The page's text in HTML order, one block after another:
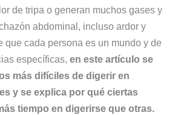
de tripa o generan muchos gases y
abdominal, incluso ardor y
que cada persona es un mundo y de
específicas,en este artículo se
más difíciles de digerir en
y se explica por qué ciertas
tiempo en digerirse que otras.